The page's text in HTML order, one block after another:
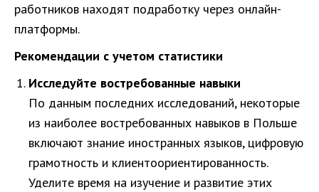
работников находят подработку через онлайн-
платформы.
Рекомендации с учетом статистики
Исследуйте востребованные навыки
По данным последних исследований, некоторые
из наиболее востребованных навыков в Польше
включают знание иностранных языков, цифровую
грамотность и клиентоориентированность.
Уделите время на изучение и развитие этих